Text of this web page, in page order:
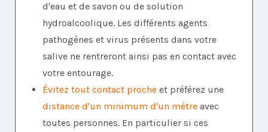
d'eau et de savon ou de solution
hydroalcoolique. Les différents agents
pathogènes et virus présents dans votre
salive ne rentreront ainsi pas en contact avec
votre entourage.
Évitez tout contact proche et préférez une
distance d'un minimum d'un mètre avec
toutes personnes. En particulier si ces